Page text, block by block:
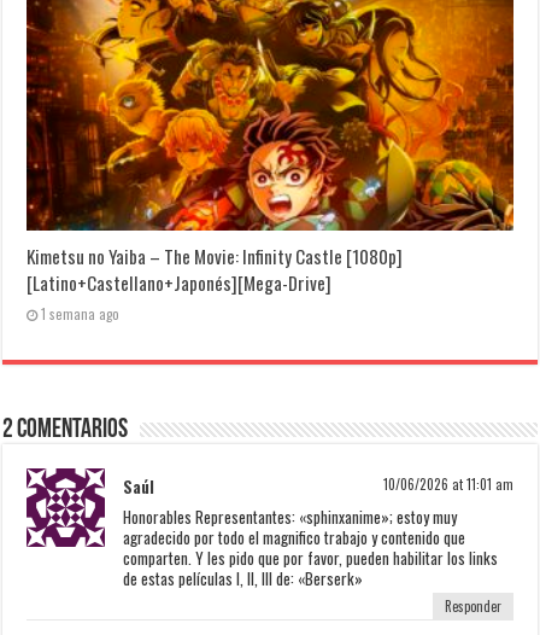
Kimetsu no Yaiba – The Movie: Infinity Castle [1080p]
[Latino+Castellano+Japonés][Mega-Drive]
1 semana ago
2 Comentarios
Saúl 10/06/2026 at 11:01 am
Honorables Representantes: «sphinxanime»; estoy muy
agradecido por todo el magnifico trabajo y contenido que
comparten. Y les pido que por favor, pueden habilitar los links
de estas películas I, II, III de: «Berserk»
Responder